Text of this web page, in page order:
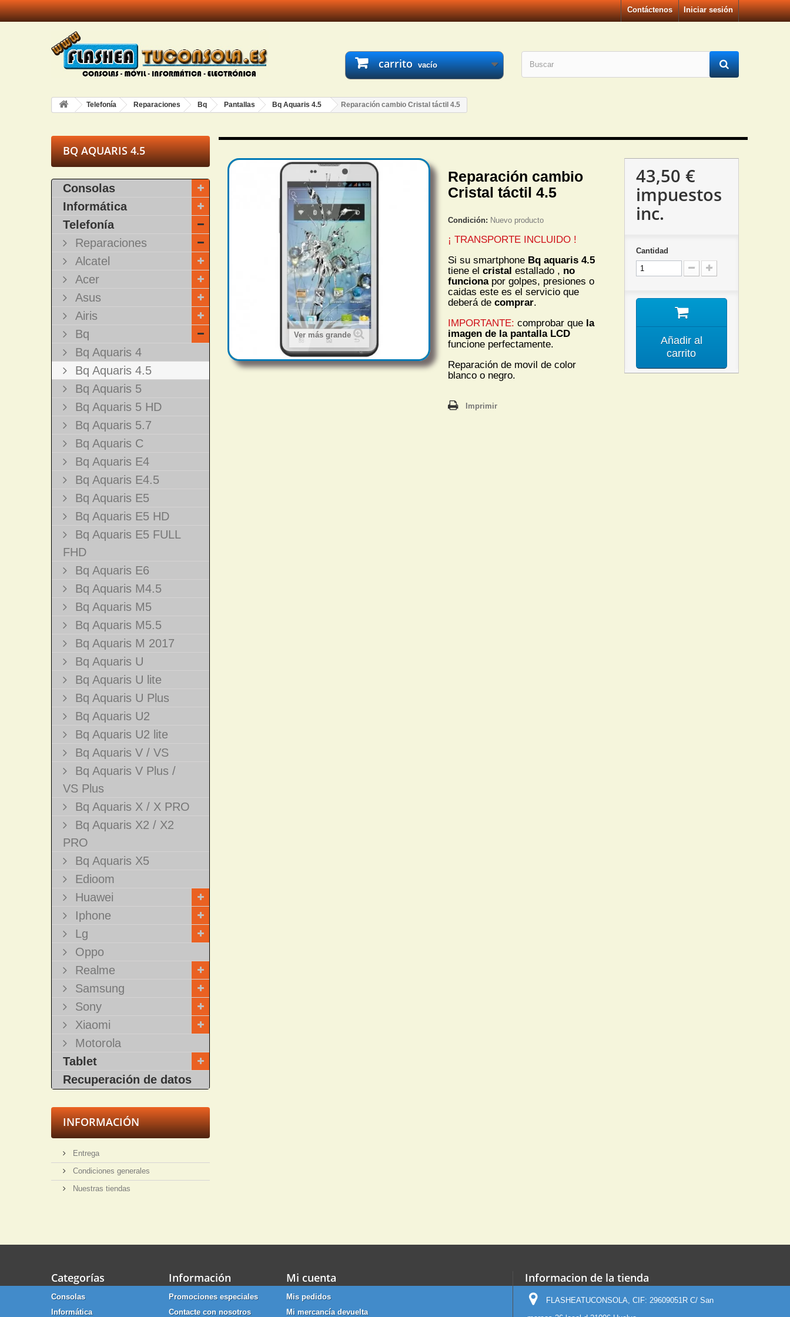
Iniciar sesión
Contáctenos
carrito vacío
Telefonía Reparaciones Bq Pantallas Bq Aquaris 4.5 Reparación cambio Cristal táctil 4.5
BQ AQUARIS 4.5
Consolas
Informática
Telefonía
Reparaciones
Alcatel
Acer
Asus
Airis
Bq
Bq Aquaris 4
Bq Aquaris 4.5
Bq Aquaris 5
Bq Aquaris 5 HD
Bq Aquaris 5.7
Bq Aquaris C
Bq Aquaris E4
Bq Aquaris E4.5
Bq Aquaris E5
Bq Aquaris E5 HD
Bq Aquaris E5 FULL
FHD
Bq Aquaris E6
Bq Aquaris M4.5
Bq Aquaris M5
Bq Aquaris M5.5
Bq Aquaris M 2017
Bq Aquaris U
Bq Aquaris U lite
Bq Aquaris U Plus
Bq Aquaris U2
Bq Aquaris U2 lite
Bq Aquaris V / VS
Bq Aquaris V Plus /
VS Plus
Bq Aquaris X / X PRO
Bq Aquaris X2 / X2
PRO
Bq Aquaris X5
Edioom
Huawei
Iphone
Lg
Oppo
Realme
Samsung
Sony
Xiaomi
Motorola
Tablet
Recuperación de datos
INFORMACIÓN
Entrega
Condiciones generales
Nuestras tiendas
Ver más grande
Reparación cambio
Cristal táctil 4.5
Condición: Nuevo producto
¡ TRANSPORTE INCLUIDO !
Si su smartphone Bq aquaris 4.5
tiene el cristal estallado , no
funcionapor golpes, presiones o
caidas este es el servicio que
deberá de comprar.
IMPORTANTE: comprobar que la
imagen de la pantalla LCD
funcione perfectamente.
Reparación de movil de color
blanco o negro.
Imprimir
43,50 €
impuestos
inc.
Cantidad
Añadir al
carrito
Categorías
Consolas
Informática
Información
Promociones especiales
Contacte con nosotros
Mi cuenta
Mis pedidos
Mi mercancía devuelta
Informacion de la tienda
FLASHEATUCONSOLA, CIF: 29609051R C/ San